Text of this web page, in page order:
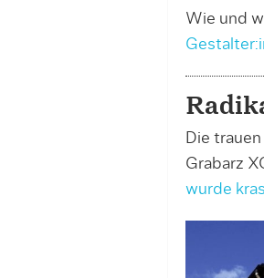
Wie und
Die
Grabarz
wurde